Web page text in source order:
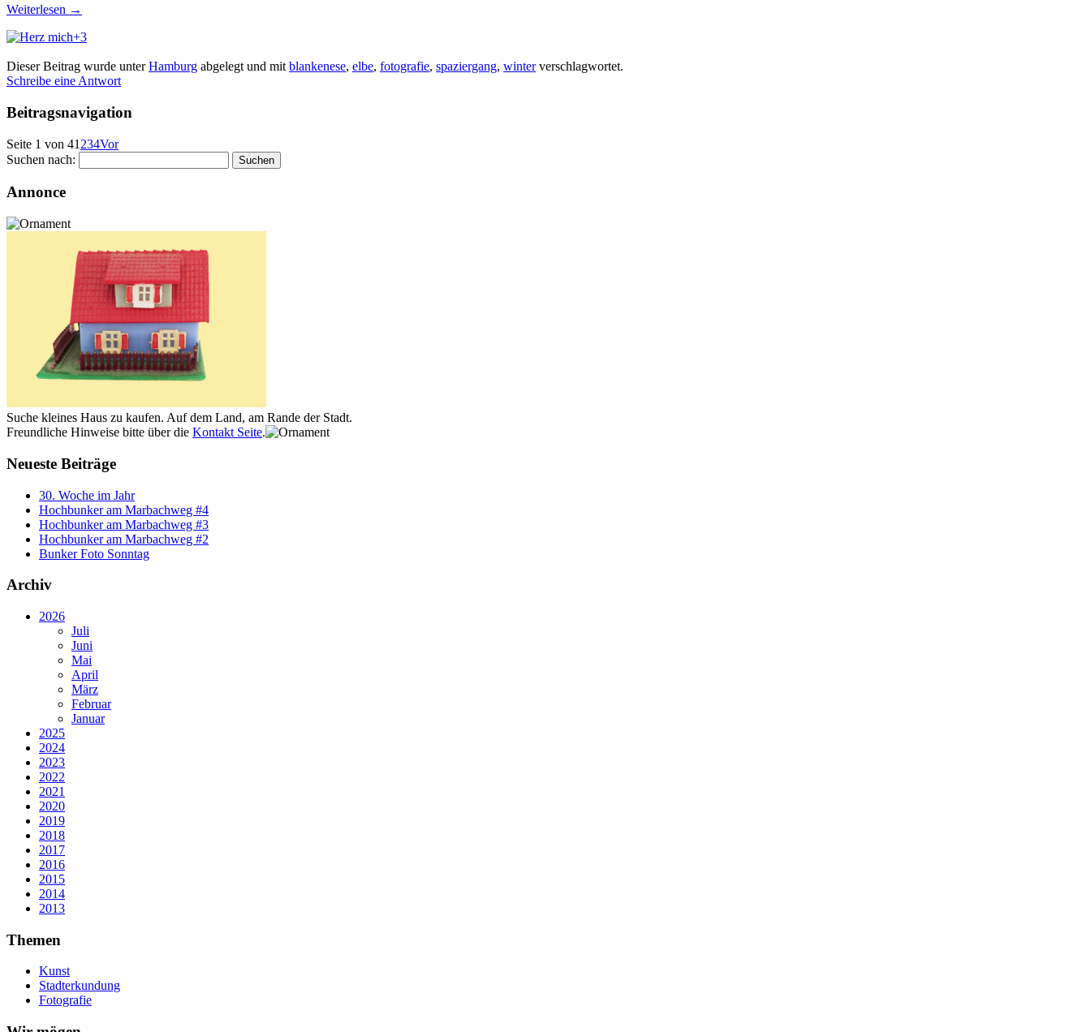
Weiterlesen →
+3
Dieser Beitrag wurde unterHamburg abgelegt und mit blankenese, elbe, fotografie, spaziergang, winterverschlagwortet.
Schreibe eine Antwort
Beitragsnavigation
Seite 1 von 41 234Vor
Suchen nach:
Annonce
Suche kleines Haus zu kaufen. Auf dem Land, am Rande der Stadt.
Freundliche Hinweise bitte über die Kontakt Seite.
Neueste Beiträge
30. Woche im Jahr
Hochbunker am Marbachweg #4
Hochbunker am Marbachweg #3
Hochbunker am Marbachweg #2
Bunker Foto Sonntag
Archiv
2026
Juli
Juni
Mai
April
März
Februar
Januar
2025
2024
2023
2022
2021
2020
2019
2018
2017
2016
2015
2014
2013
Themen
Kunst
Stadterkundung
Fotografie